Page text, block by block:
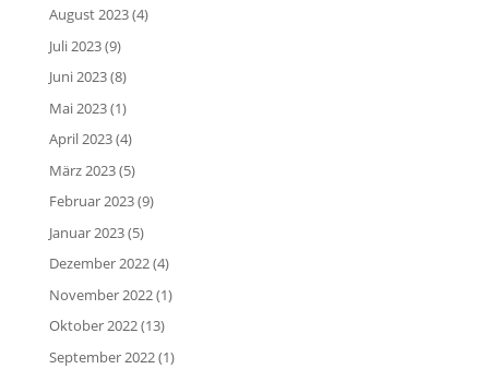
August 2023(4)
Juli 2023(9)
Juni 2023(8)
Mai 2023(1)
April 2023(4)
März 2023(5)
Februar 2023(9)
Januar 2023(5)
Dezember 2022(4)
November 2022(1)
Oktober 2022(13)
September 2022(1)